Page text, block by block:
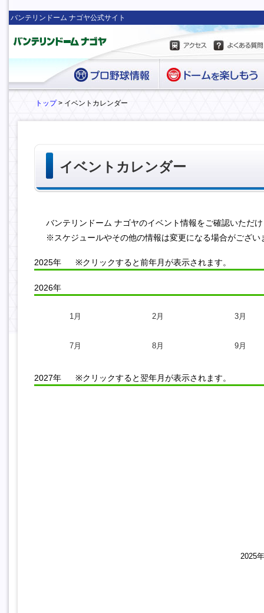
バンテリンドーム ナゴヤ公式サイト
トップ> イベントカレンダー
イベントカレンダー
バンテリンドーム ナゴヤのイベント情報をご確認いただ
※スケジュールやその他の情報は変更になる場合がござい
2025年 ※クリックすると前年月が表示されます。
2026年
1月 2月 3月
7月 8月 9月
2027年 ※クリックすると翌年月が表示されます。
2025